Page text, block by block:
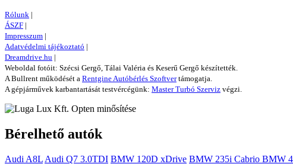
Rólunk |
ÁSZF |
Impresszum |
Adatvédelmi tájékoztató |
Dreamdrive.hu |
Weboldal fotóit: Szécsi Gergő, Tálai Valéria és Keserű Gergő készítették.
A Bullrent működését a Rentgine Autóbérlés Szoftvertámogatja.
A gépjárművek karbantartását testvércégünk: Master Turbó Szerviz végzi.
Bérelhető autók
Audi A8L Audi Q7 3.0TDI BMW 120D xDrive BMW 235i Cabrio BMW